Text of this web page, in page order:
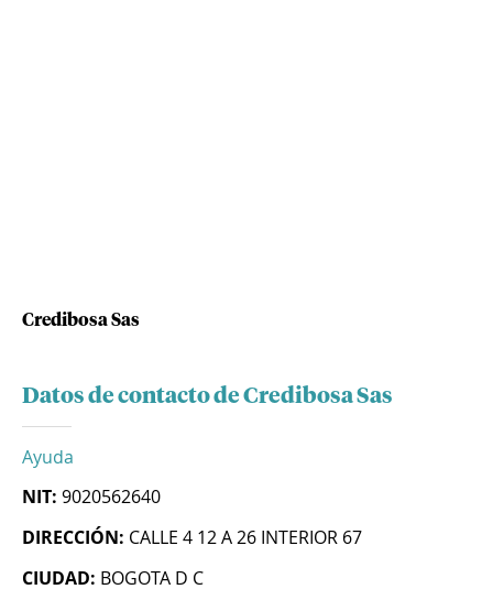
Credibosa Sas
Datos de contacto de Credibosa Sas
Ayuda
NIT: 9020562640
DIRECCIÓN: CALLE 4 12 A 26 INTERIOR 67
CIUDAD: BOGOTA D C